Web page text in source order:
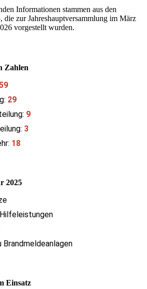
Informationen stammen aus den
die zur Jahreshauptversammlung im März
vorgestellt wurden.
Zahlen
29
9
3
18
2025
Brandmeldeanlagen
Einsatz